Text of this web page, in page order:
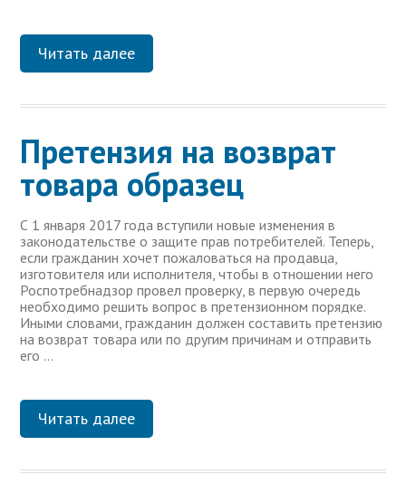
Читать далее
Претензия на возврат
товара образец
С 1 января 2017 года вступили новые изменения в
законодательстве о защите прав потребителей. Теперь,
если гражданин хочет пожаловаться на продавца,
изготовителя или исполнителя, чтобы в отношении него
Роспотребнадзор провел проверку, в первую очередь
необходимо решить вопрос в претензионном порядке.
Иными словами, гражданин должен составить претензию
на возврат товара или по другим причинам и отправить
его …
Читать далее